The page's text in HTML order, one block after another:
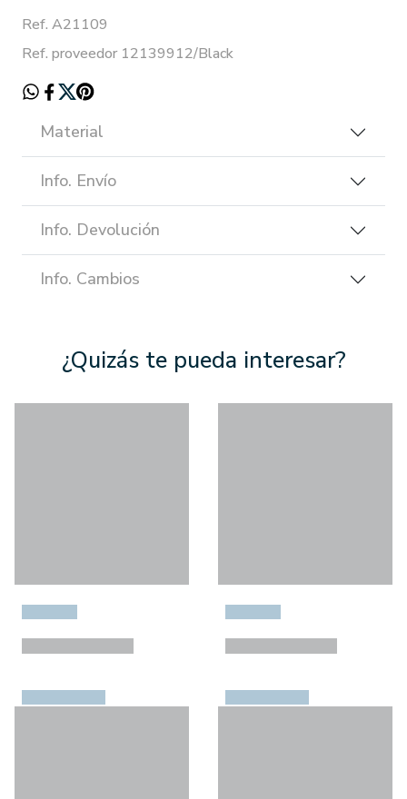
Ref. A21109
Ref. proveedor 12139912/Black
Material
Info. Envío
Info. Devolución
Info. Cambios
¿Quizás te pueda interesar?